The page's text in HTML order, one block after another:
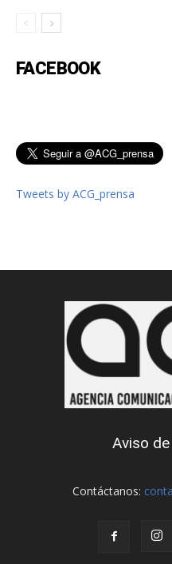
FACEBOOK
Tweets by ACG_prensa
Aviso
Contáctanos: